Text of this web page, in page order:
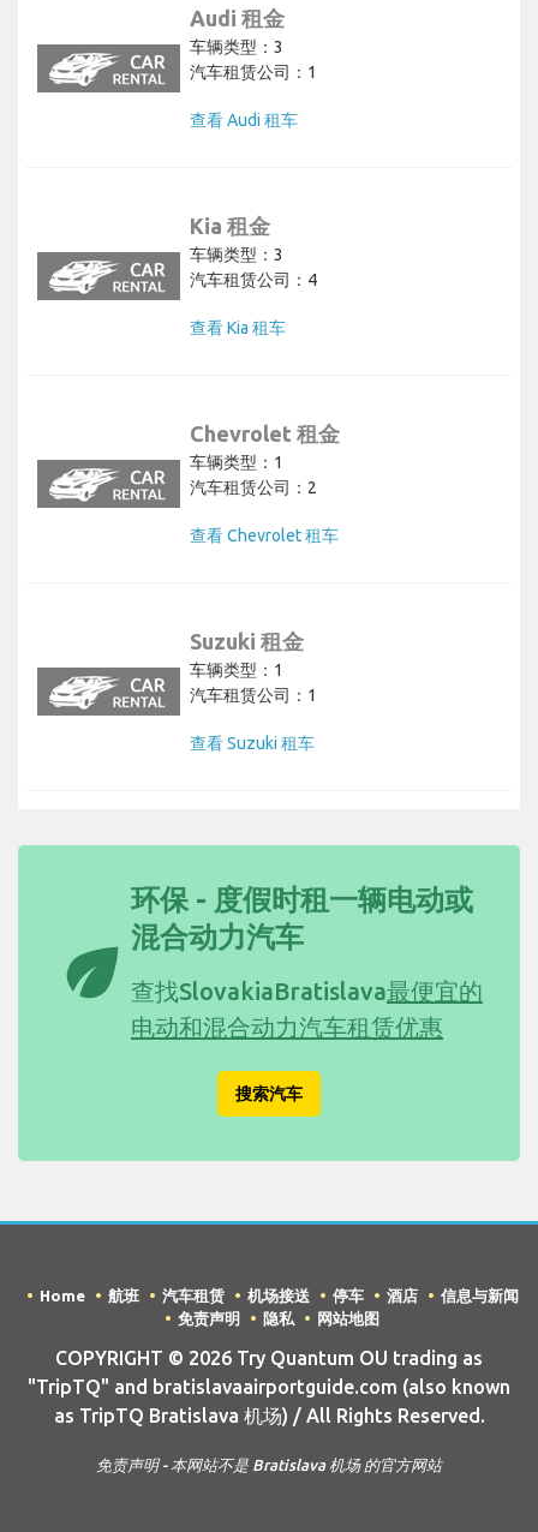
Audi 租金
车辆类型：3
汽车租赁公司：1
查看 Audi 租车
Kia 租金
车辆类型：3
汽车租赁公司：4
查看 Kia 租车
Chevrolet 租金
车辆类型：1
汽车租赁公司：2
查看 Chevrolet 租车
Suzuki 租金
车辆类型：1
汽车租赁公司：1
查看 Suzuki 租车
eco
环保 - 度假时租一辆电动或
混合动力汽车
查找SlovakiaBratislava最便宜的
电动和混合动力汽车租赁优惠
搜索汽车
Home 航班 汽车租赁 机场接送 停车 酒店
信息与新闻
免责声明
隐私 网站地图
COPYRIGHT © 2026 Try Quantum OU trading as
"TripTQ" and bratislavaairportguide.com (also known
as TripTQ Bratislava 机场) / All Rights Reserved.
免责声明 - 本网站不是 Bratislava 机场 的官方网站